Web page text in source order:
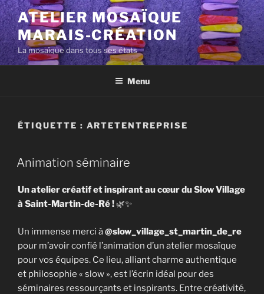
Aller
au
contenu
principal
ATELIER MOSAÏQUE
MARAIS-CRÉATION
La mosaïque dans tous ses états
Menu
ÉTIQUETTE : ARTETENTREPRISE
Animation séminaire
Un atelier créatif et inspirant au cœur du Slow Village
à Saint-Martin-de-Ré ! 🌿✨
Un immense merci à@slow_village_st_martin_de_re
pour m’avoir confié l’animation d’un atelier mosaïque
pour vos équipes. Ce lieu, alliant charme authentique
et philosophie « slow », est l’écrin idéal pour des
séminaires ressourçants et inspirants. Entre créativité,